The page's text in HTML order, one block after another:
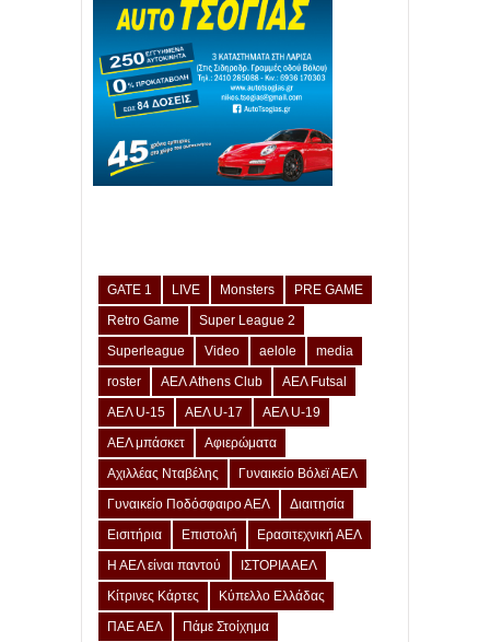
GATE 1 LIVE Monsters
PRE GAME
Retro Game
Super League 2
Superleague
Video aelole
media
roster
ΑΕΛ Athens Club
ΑΕΛ Futsal
ΑΕΛ U-15
ΑΕΛ U-17
ΑΕΛ U-19
ΑΕΛ μπάσκετ
Αφιερώματα
Αχιλλέας Νταβέλης
Γυναικείο Βόλεϊ ΑΕΛ
Γυναικείο Ποδόσφαιρο ΑΕΛ
Διαιτησία
Εισιτήρια
Επιστολή
Ερασιτεχνική ΑΕΛ
Η ΑΕΛ είναι παντού
ΙΣΤΟΡΙΑ ΑΕΛ
Κίτρινες Κάρτες
Κύπελλο Ελλάδας
ΠΑΕ ΑΕΛ
Πάμε Στοίχημα